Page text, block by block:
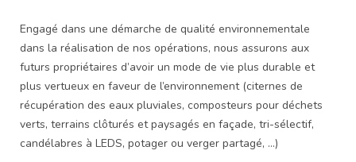
Engagé dans une démarche de qualité environnementale
dans la réalisation de nos opérations, nous assurons aux
futurs propriétaires d’avoir un mode de vie plus durable et
plus vertueux en faveur de l’environnement (citernes de
récupération des eaux pluviales, composteurs pour déchets
verts, terrains clôturés et paysagés en façade, tri-sélectif,
candélabres à LEDS, potager ou verger partagé, …)